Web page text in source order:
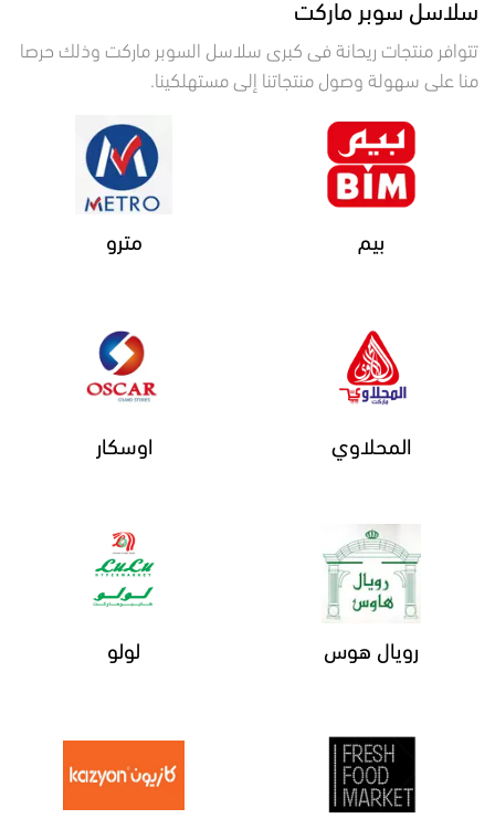
سلاسل سوبر ماركت
تتوافر منتجات ريحانة فى كبرى سلاسل السوبر ماركت وذلك حرصا
منا على سهولة وصول منتجاتنا إلى مستهلكينا.
بيم مترو
المحلاوي اوسكار
رويال هوس لولو